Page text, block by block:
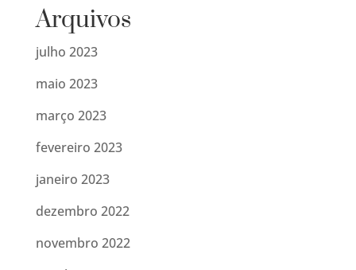
Arquivos
julho 2023
maio 2023
março 2023
fevereiro 2023
janeiro 2023
dezembro 2022
novembro 2022